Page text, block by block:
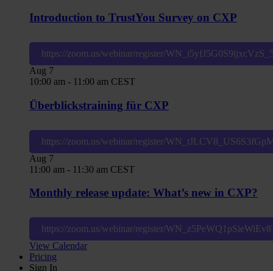
Introduction to TrustYou Survey on CXP
https://zoom.us/webinar/register/
Aug 7
10:00 am - 11:00 am CEST
Überblickstraining für CXP
https://zoom.us/webinar/register/
Aug 7
11:00 am - 11:30 am CEST
Monthly release update: What’s new in CXP?
https://zoom.us/webinar/register/
View Calendar
Pricing
Sign In